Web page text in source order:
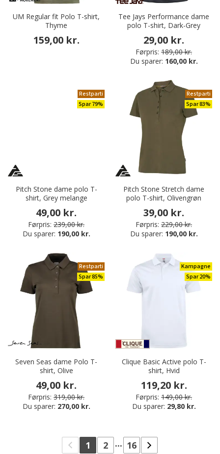
UM Regular fit Polo T-shirt,
Thyme
159,00 kr.
Tee Jays Performance dame
polo T-shirt, Dark-Grey
29,00 kr.
Førpris: 189,00 kr.
Du sparer: 160,00 kr.
Restparti
Spar 79%
Pitch Stone dame polo T-
shirt, Grey melange
49,00 kr.
Førpris: 239,00 kr.
Du sparer: 190,00 kr.
Restparti
Spar 83%
Pitch Stone Stretch dame
polo T-shirt, Olivengrøn
39,00 kr.
Førpris: 229,00 kr.
Du sparer: 190,00 kr.
Restparti
Spar 85%
Seven Seas dame Polo T-
shirt, Olive
49,00 kr.
Førpris: 319,00 kr.
Du sparer: 270,00 kr.
Kampagne
Spar 20%
Clique Basic Active polo T-
shirt, Hvid
119,20 kr.
Førpris: 149,00 kr.
Du sparer: 29,80 kr.
1 2 ... 16